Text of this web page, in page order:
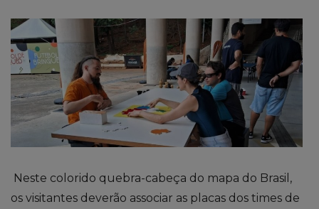
Neste colorido quebra-cabeça do mapa do Brasil,
os visitantes deverão associar as placas dos times de